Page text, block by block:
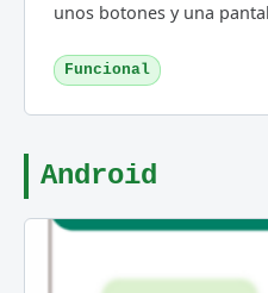
unos botones y una
Funcional
Android